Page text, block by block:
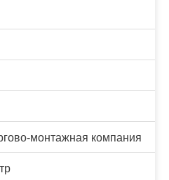
монтажная компания